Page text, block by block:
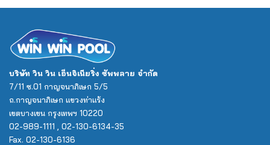
บริษัท วิน วิน เอ็นจิเนียริ่ง ซัพพลาย จำกัด
7/11 ซ.01 กาญจนาภิเษก 5/5
ถ.กาญจนาภิเษก แขวงท่าแร้ง
เขตบางเขน กรุงเทพฯ 10220
02-989-1111 , 02-130-6134-35
Fax. 02-130-6136